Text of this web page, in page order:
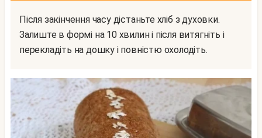
Після закінчення часу дістаньте хліб з духовки.
Залиште в формі на 10 хвилин і після витягніть і
перекладіть на дошку і повністю охолодіть.